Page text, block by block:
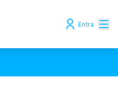
Entra